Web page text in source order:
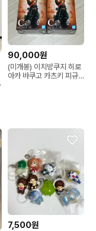
90,000원
(미개봉) 이치방쿠지 히로
아카 바쿠고 카츠키 피규
7,500원